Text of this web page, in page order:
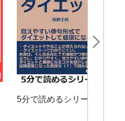
5分で読めるシリーズ